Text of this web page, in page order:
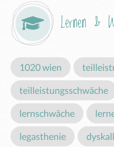
Lernen &
1020 wien
teilleistungsschwäche
lernschwäche
legasthenie